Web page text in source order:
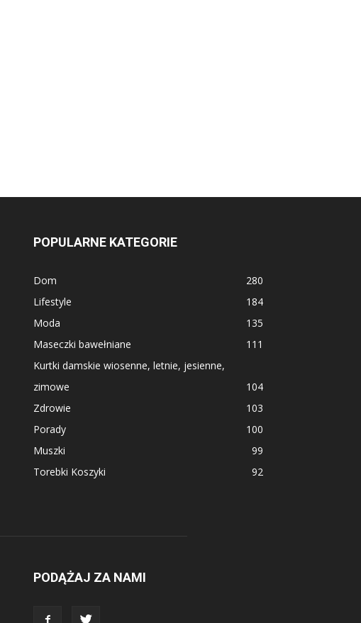
POPULARNE KATEGORIE
Dom
280
Lifestyle
184
Moda
135
Maseczki bawełniane
111
Kurtki damskie wiosenne, letnie, jesienne,
zimowe
104
Zdrowie
103
Porady
100
Muszki
99
Torebki Koszyki
92
PODĄŻAJ ZA NAMI